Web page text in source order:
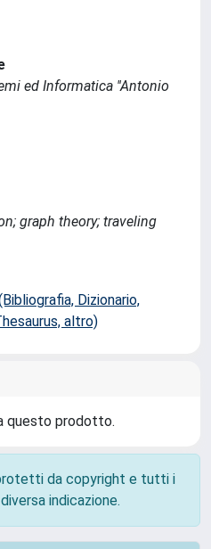
ed Informatica ''Antonio
graph theory; traveling
Dizionario,
altro)
questo prodotto.
da copyright e tutti i
indicazione.